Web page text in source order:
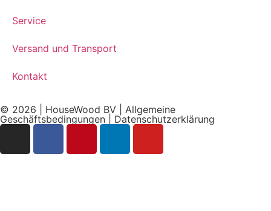
Service
Versand und Transport
Kontakt
© 2026 | HouseWood BV | Allgemeine
Geschäftsbedingungen
Datenschutzerklärung